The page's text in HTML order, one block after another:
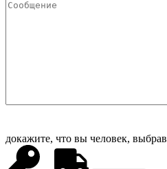
докажите, что вы человек, выбрав